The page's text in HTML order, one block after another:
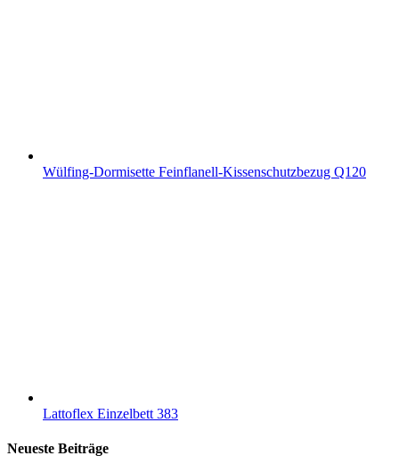
Wülfing-Dormisette Feinflanell-Kissenschutzbezug Q120
Lattoflex Einzelbett 383
Neueste Beiträge